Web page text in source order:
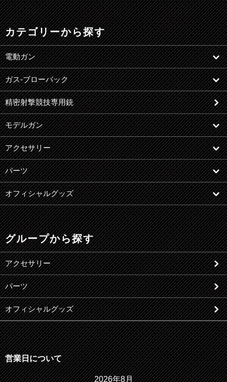
カテゴリーから探す
電動ガン
ガス-ブローバック
精密射撃競技専用銃
モデルガン
アクセサリー
パーツ
オフィシャルグッズ
グループから探す
アクセサリー
パーツ
オフィシャルグッズ
営業日について
2026年8月